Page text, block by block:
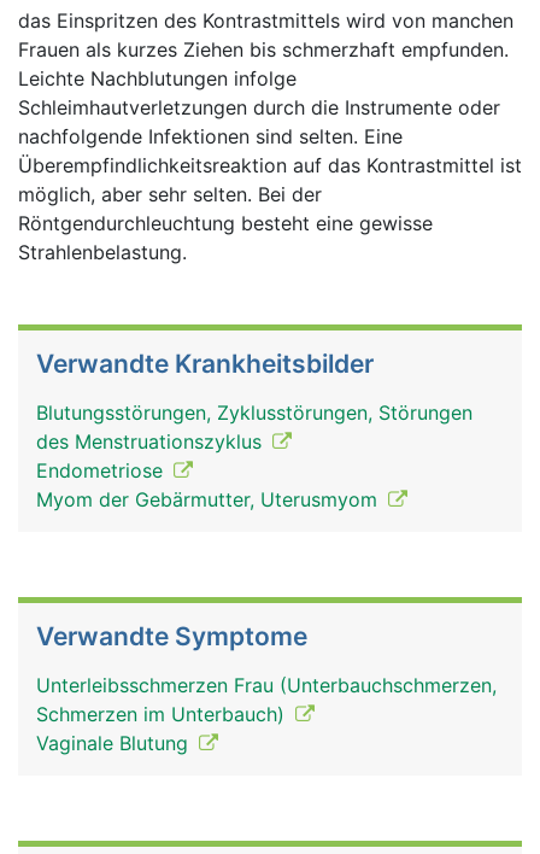
das Einspritzen des Kontrastmittels wird von manchen
Frauen als kurzes Ziehen bis schmerzhaft empfunden.
Leichte Nachblutungen infolge
Schleimhautverletzungen durch die Instrumente oder
nachfolgende Infektionen sind selten. Eine
Überempfindlichkeitsreaktion auf das Kontrastmittel ist
möglich, aber sehr selten. Bei der
Röntgendurchleuchtung besteht eine gewisse
Strahlenbelastung.
Verwandte Krankheitsbilder
Blutungsstörungen, Zyklusstörungen, Störungen
des Menstruationszyklus
Endometriose
Myom der Gebärmutter, Uterusmyom
Verwandte Symptome
Unterleibsschmerzen Frau (Unterbauchschmerzen,
Schmerzen im Unterbauch)
Vaginale Blutung